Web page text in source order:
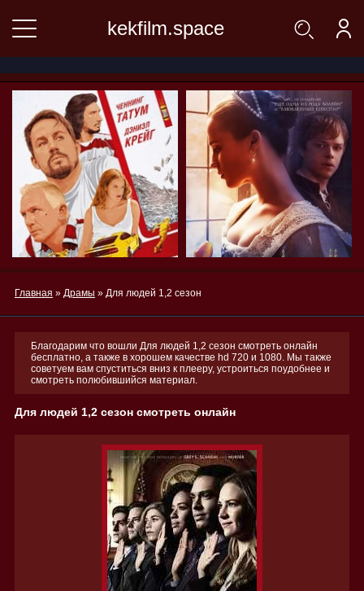
kekfilm.space
Главная » Драмы » Для людей 1,2 сезон
Благодарим что вошли Для людей 1,2 сезон смотреть онлайн
бесплатно, а также в хорошем качестве hd 720 и 1080. Мы также
советуем вам спуститься вниз к плееру, устроиться поудобнее и
смотреть полюбившийся материал.
Для людей 1,2 сезон смотреть онлайн